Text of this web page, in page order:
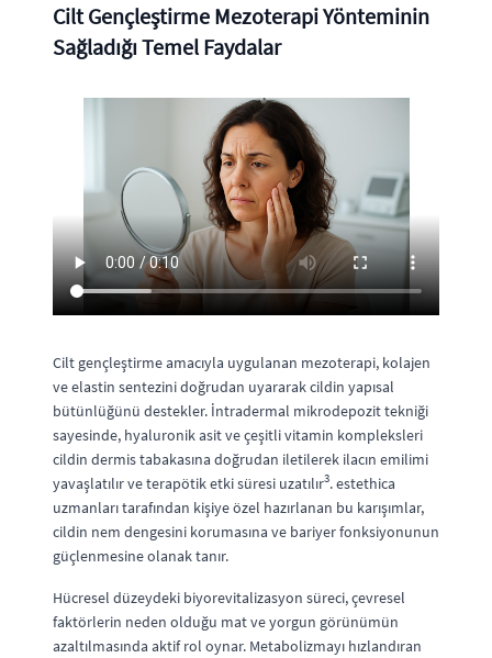
Cilt Gençleştirme Mezoterapi Yönteminin
Sağladığı Temel Faydalar
Cilt gençleştirme amacıyla uygulanan mezoterapi, kolajen
ve elastin sentezini doğrudan uyararak cildin yapısal
bütünlüğünü destekler. İntradermal mikrodepozit tekniği
sayesinde, hyaluronik asit ve çeşitli vitamin kompleksleri
cildin dermis tabakasına doğrudan iletilerek ilacın emilimi
yavaşlatılır ve terapötik etki süresi uzatılır3. estethica
uzmanları tarafından kişiye özel hazırlanan bu karışımlar,
cildin nem dengesini korumasına ve bariyer fonksiyonunun
güçlenmesine olanak tanır.
Hücresel düzeydeki biyorevitalizasyon süreci, çevresel
faktörlerin neden olduğu mat ve yorgun görünümün
azaltılmasında aktif rol oynar. Metabolizmayı hızlandıran